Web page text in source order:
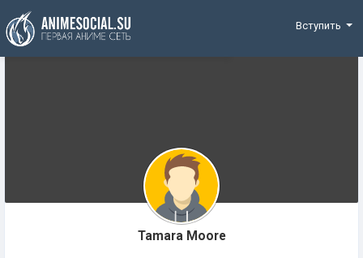
Funding
Вступить
Tamara Moore